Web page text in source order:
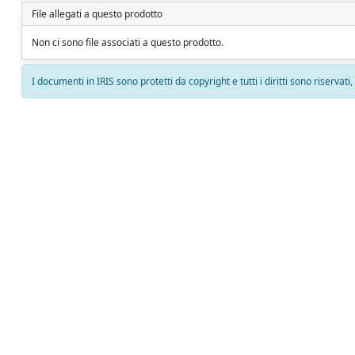
File allegati a questo prodotto
Non ci sono file associati a questo prodotto.
I documenti in IRIS sono protetti da copyright e tutti i diritti sono